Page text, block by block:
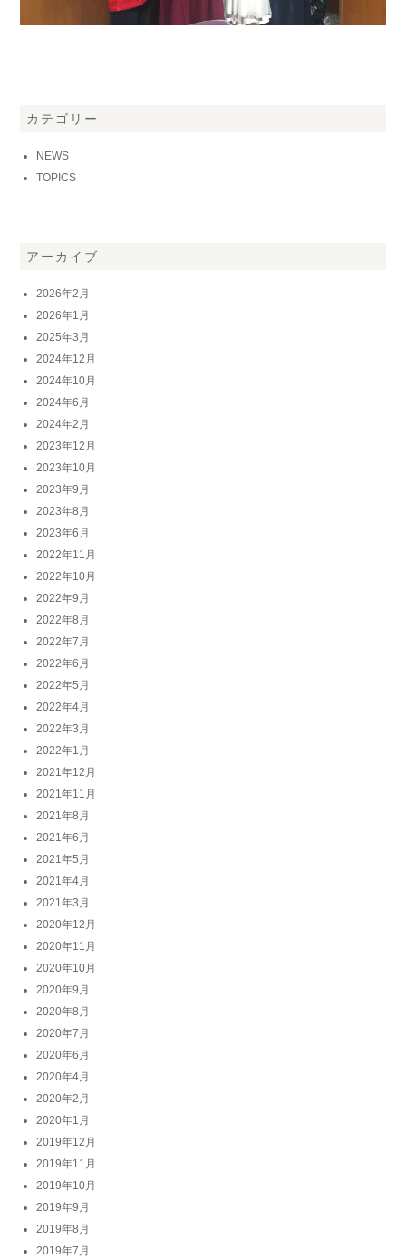
カテゴリー
NEWS
TOPICS
アーカイブ
2026年2月
2026年1月
2025年3月
2024年12月
2024年10月
2024年6月
2024年2月
2023年12月
2023年10月
2023年9月
2023年8月
2023年6月
2022年11月
2022年10月
2022年9月
2022年8月
2022年7月
2022年6月
2022年5月
2022年4月
2022年3月
2022年1月
2021年12月
2021年11月
2021年8月
2021年6月
2021年5月
2021年4月
2021年3月
2020年12月
2020年11月
2020年10月
2020年9月
2020年8月
2020年7月
2020年6月
2020年4月
2020年2月
2020年1月
2019年12月
2019年11月
2019年10月
2019年9月
2019年8月
2019年7月